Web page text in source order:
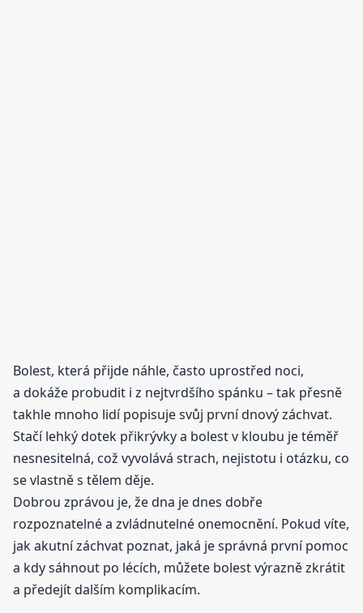
Bolest, která přijde náhle, často uprostřed noci,
a dokáže probudit i z nejtvrdšího spánku – tak přesně
takhle mnoho lidí popisuje svůj první dnový záchvat.
Stačí lehký dotek přikrývky a bolest v kloubu je téměř
nesnesitelná, což vyvolává strach, nejistotu i otázku, co
se vlastně s tělem děje.
Dobrou zprávou je, že dna je dnes dobře
rozpoznatelné a zvládnutelné onemocnění. Pokud víte,
jak akutní záchvat poznat, jaká je správná první pomoc
a kdy sáhnout po lécích, můžete bolest výrazně zkrátit
a předejít dalším komplikacím.